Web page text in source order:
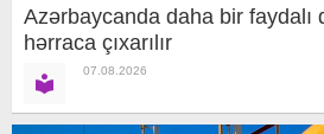
Azərbaycanda daha bir faydalı
hərraca çıxarılır
07.08.2026